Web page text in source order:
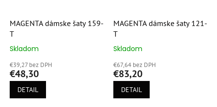
MAGENTA dámske šaty 159-
T
Priemerné
produktu
je
4,8
Skladom
€39,27 bez DPH
€48,30
DETAIL
MAGENTA dámske šaty 121-
T
Priemerné
produktu
je
5,0
Skladom
€67,64 bez DPH
€83,20
DETAIL